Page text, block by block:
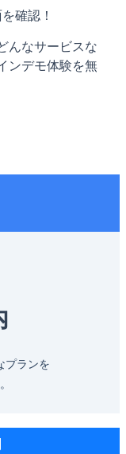
確認！
んなサービスな
ンデモ体験を無
プランを